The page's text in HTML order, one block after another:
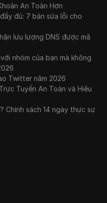
An Toàn Hơn
đủ: 7 bản sửa lỗi cho
lưu lượng DNS được mã
nhóm của bạn mà không
Twitter năm 2026
Tuyến An Toàn và Hiệu
Chính sách 14 ngày thực sự